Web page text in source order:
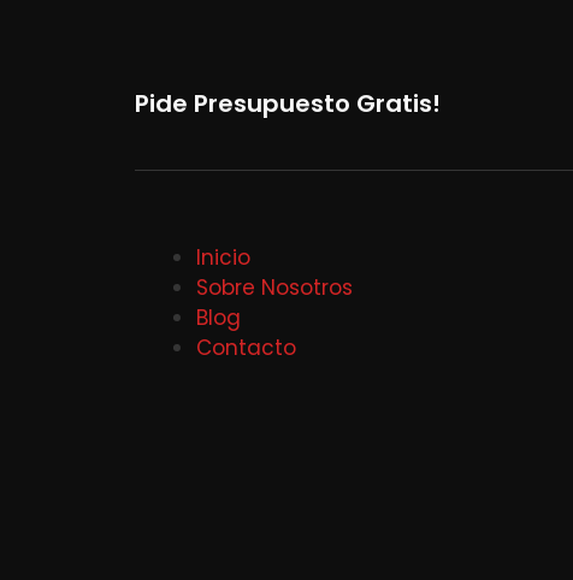
Pide Presupuesto Gratis!
Inicio
Sobre Nosotros
Blog
Contacto